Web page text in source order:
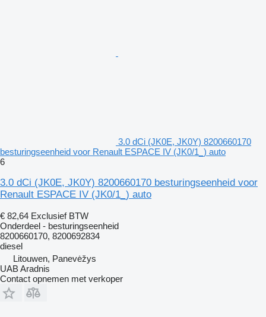
3.0 dCi (JK0E, JK0Y) 8200660170
besturingseenheid voor Renault ESPACE IV (JK0/1_) auto
6
3.0 dCi (JK0E, JK0Y) 8200660170 besturingseenheid voor
Renault ESPACE IV (JK0/1_) auto
€ 82,64 Exclusief BTW
Onderdeel - besturingseenheid
8200660170, 8200692834
diesel
Litouwen, Panevėžys
UAB Aradnis
Contact opnemen met verkoper